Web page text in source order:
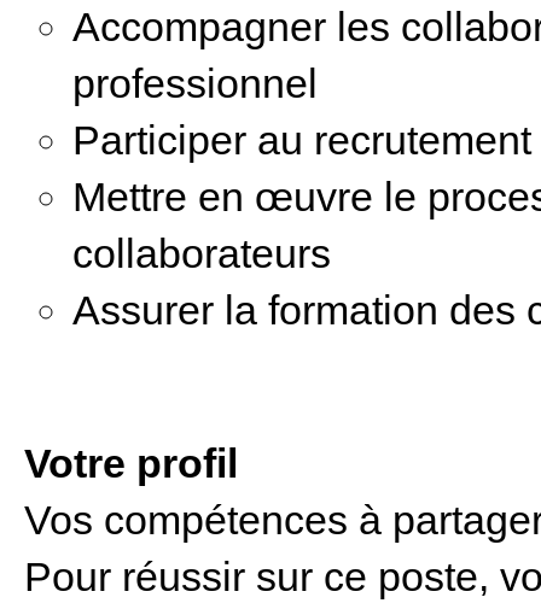
Accompagner les
professionnel
Participer au
Mettre en œuvre le
collaborateurs
Assurer la formation des
Votre profil
Vos compétences à
Pour réussir sur ce poste,